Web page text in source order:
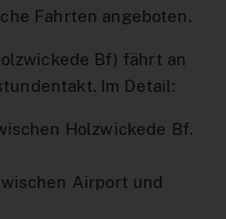
Fahrten angeboten.
Bf) fährt an
Im Detail:
Holzwickede Bf.
Airport und